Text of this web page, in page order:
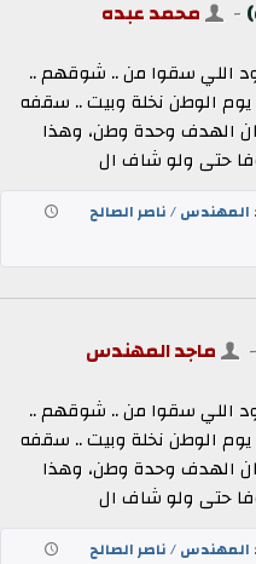
- محمد عبده
اللي سقوا من .. شوقهم ..
الوطن نخلة وبيت .. سقفه
الهدف وحدة وطن، وهذا
حتى ولو شاف ال
المهندس / ناصر الصالح
- ماجد المهندس
اللي سقوا من .. شوقهم ..
الوطن نخلة وبيت .. سقفه
الهدف وحدة وطن، وهذا
حتى ولو شاف ال
المهندس / ناصر الصالح